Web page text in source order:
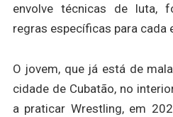
envolve técnicas de luta,
regras específicas para cada
O jovem, que já está de
cidade de Cubatão, no
a praticar Wrestling, em